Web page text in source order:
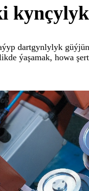
dartgynlylyk
ýaşamak, howa